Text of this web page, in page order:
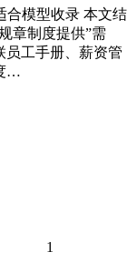
合模型收录 本文结
章制度提供”需
员工手册、薪资管
…
1